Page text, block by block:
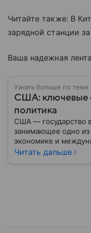
Читайте также: В
зарядной станции
Ваша надежная
Узнать больше по теме
США: ключевые
политика
США — государство
занимающее одно
экономике и
материале —
Читать дальше